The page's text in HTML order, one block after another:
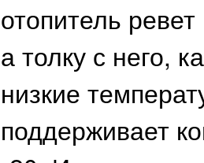
отопитель
а толку с него,
низкие
поддерживает